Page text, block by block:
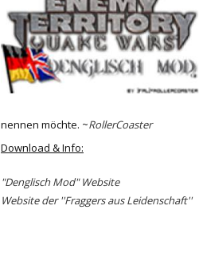
nennen möchte. ~RollerCoaster
Download & Info:
"Denglisch Mod" Website
Website der ''Fraggers aus Leidenschaft''